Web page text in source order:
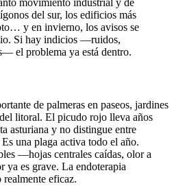
del sur, los edificios más
y en invierno, los avisos se
Si hay indicios —ruidos,
el problema ya está dentro.
de palmeras en paseos, jardines
litoral. El picudo rojo lleva años
asturiana y no distingue entre
una plaga activa todo el año.
—hojas centrales caídas, olor a
ya es grave. La endoterapia
eficaz.